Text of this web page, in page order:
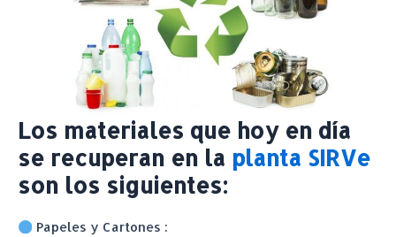
Los materiales que hoy en día
se recuperan en la planta SIRVe
son los siguientes:
Papeles y Cartones :